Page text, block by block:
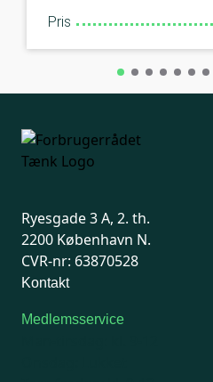
Pris
Ryesgade 3 A, 2. th.
2200 København N.
CVR-nr: 63870528
Kontakt
Medlemsservice